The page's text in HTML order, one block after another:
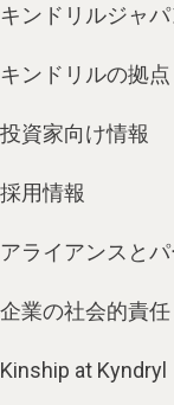
キンドリルジャ
キンドリルの拠点
投資家向け情報
採用情報
アライアンスと
企業の社会的責任
Kinship at Kyndryl